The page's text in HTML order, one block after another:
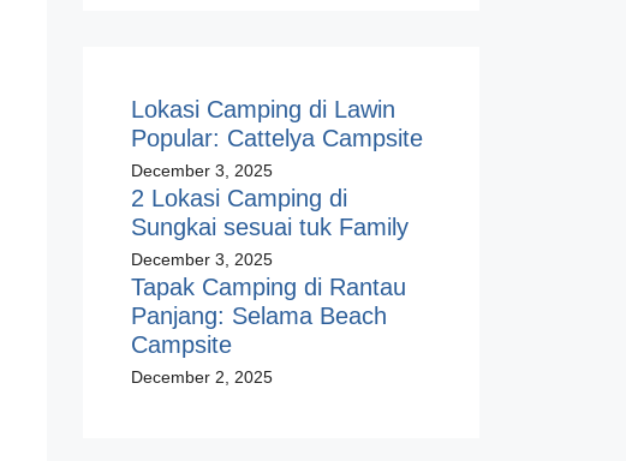
Lokasi Camping di Lawin
Popular: Cattelya Campsite
December 3, 2025
2 Lokasi Camping di
Sungkai sesuai tuk Family
December 3, 2025
Tapak Camping di Rantau
Panjang: Selama Beach
Campsite
December 2, 2025